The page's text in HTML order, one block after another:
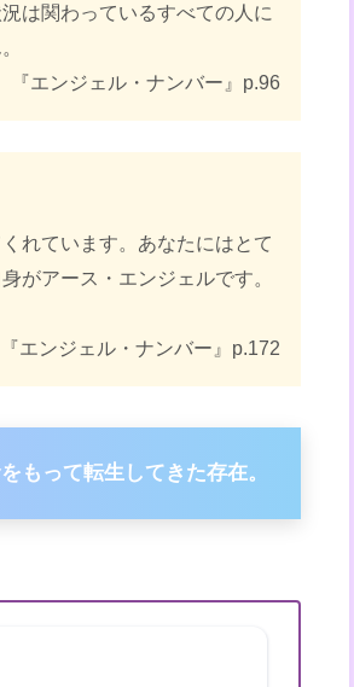
は関わっているすべての人に
『エンジェル・ナンバー』p.96
れています。あなたにはとて
がアース・エンジェルです。
『エンジェル・ナンバー』p.172
もって転生してきた存在。